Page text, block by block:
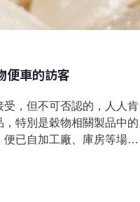
便車的訪客
，但不可否認的，人人肯
特別是穀物相關製品中的
已自加工廠、庫房等場所
往往無意間成為了孕育特
子進入，然而食物中的